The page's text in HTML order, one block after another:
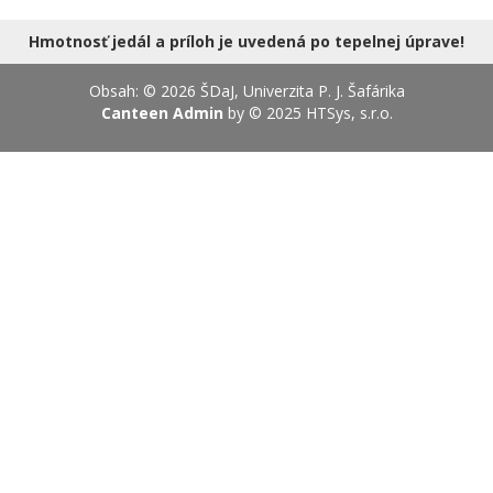
Hmotnosť jedál a príloh je uvedená po tepelnej úprave!
Obsah: © 2026 ŠDaJ, Univerzita P. J. Šafárika
Canteen Admin by © 2025 HTSys, s.r.o.